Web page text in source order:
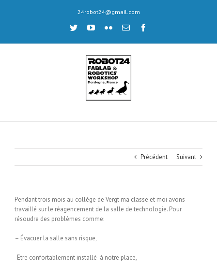
24robot24@gmail.com
twitteryoutubeflickrEmail
Précédent Suivant
Pendant trois mois au collège de Vergt ma classe et moi avons
travaillé sur le réagencement de la salle de technologie. Pour
résoudre des problèmes comme:
– Évacuer la salle sans risque,
-Être confortablement installé à notre place,